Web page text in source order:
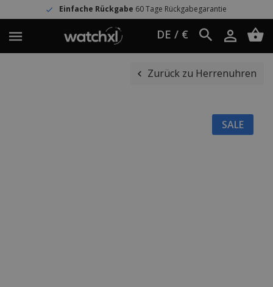
Einfache Rückgabe60 Tage Rückgabegarantie
DE / €
Zurück zu Herrenuhren
SALE